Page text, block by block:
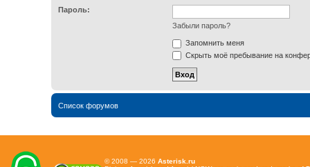
Пароль:
Забыли пароль?
Запомнить меня
Скрыть моё пребывание на
Список форумов
© 2008 — 2026 Asterisk.ru